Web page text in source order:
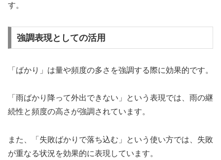
す。
強調表現としての活用
「ばかり」は量や頻度の多さを強調する際に効果的です。
「雨ばかり降って外出できない」という表現では、雨の継
続性と頻度の高さが強調されています。
また、「失敗ばかりで落ち込む」という使い方では、失敗
が重なる状況を効果的に表現しています。